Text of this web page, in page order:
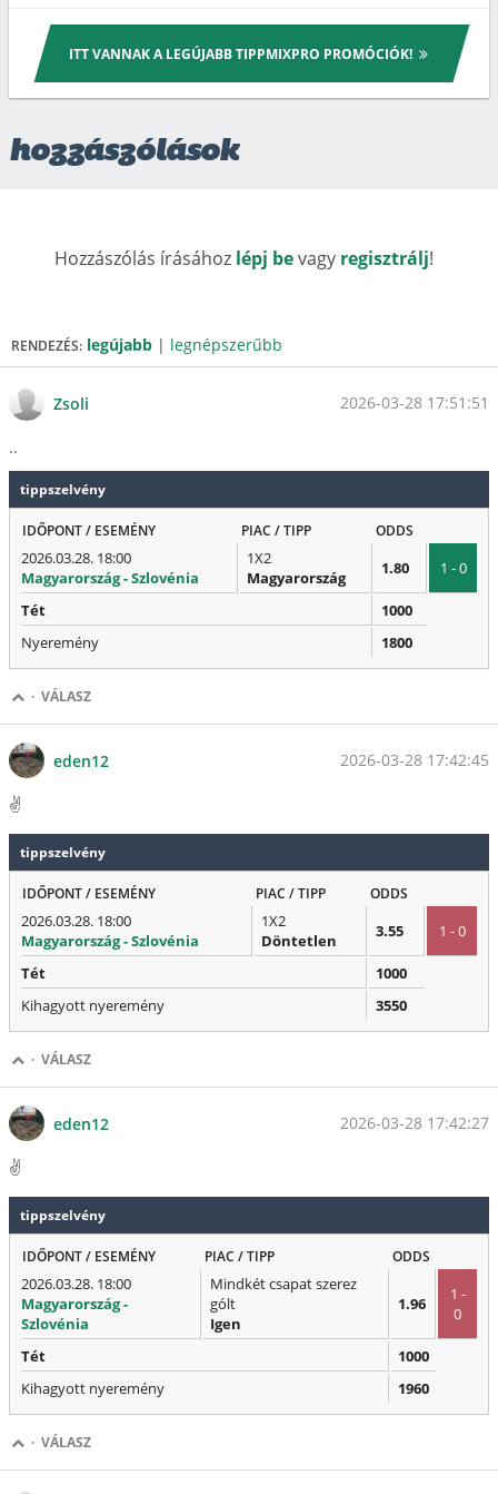
ITT VANNAK A LEGÚJABB TIPPMIXPRO PROMÓCIÓK!
hozzászólások
Hozzászólás írásához lépj bevagy regisztrálj!
RENDEZÉS: legújabb | legnépszerűbb
Zsoli 2026-03-28 17:51:51
..
tippszelvény
IDŐPONT / ESEMÉNY PIAC / TIPP ODDS
2026.03.28. 18:00
Magyarország - Szlovénia
1X2
Magyarország
1.80 1 - 0
Tét
1000
Nyeremény
1800
· VÁLASZ
eden12 2026-03-28 17:42:45
✌️
tippszelvény
IDŐPONT / ESEMÉNY PIAC / TIPP ODDS
2026.03.28. 18:00
Magyarország - Szlovénia
1X2
Döntetlen
3.55 1 - 0
Tét
1000
Kihagyott nyeremény
3550
· VÁLASZ
eden12 2026-03-28 17:42:27
✌️
tippszelvény
IDŐPONT / ESEMÉNY PIAC / TIPP ODDS
2026.03.28. 18:00
Magyarország -
Szlovénia
Mindkét csapat szerez
gólt
Igen
1.96
1 -
0
Tét
1000
Kihagyott nyeremény
1960
· VÁLASZ